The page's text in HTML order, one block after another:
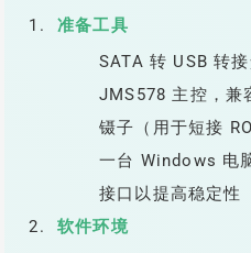
准备工具
SATA 转 USB 转
JMS578 主控，兼
镊子（用于短接
一台 Windows 电
接口以提高稳定性
软件环境